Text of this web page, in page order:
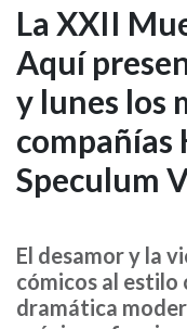
La
XXII
Muestra
de
Teatro
de
Aquí
La XXII
Aquí
y lunes los
compañías
Speculum
El desamor y la
cómicos al estilo
dramática